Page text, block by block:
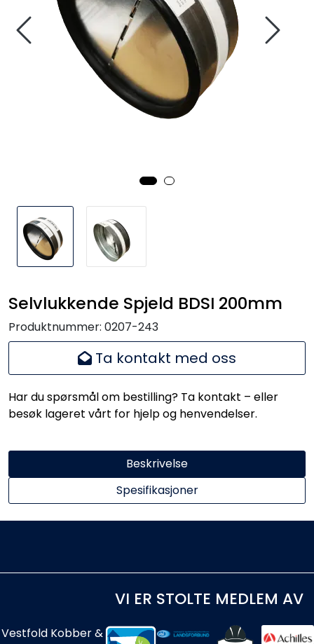
Selvlukkende Spjeld BDSI 200mm
Produktnummer: 0207-243
Ta kontakt med oss
Har du spørsmål om bestilling? Ta kontakt – eller
besøk lageret vårt for hjelp og henvendelser.
Beskrivelse
Spesifikasjoner
VI ER STOLTE MEDLEM AV
Vestfold Kobber &
Handle her!
Kunngjøringer!